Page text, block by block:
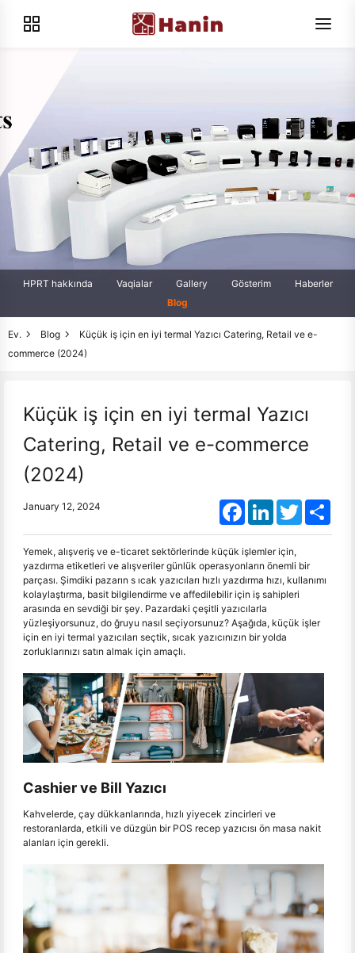
HPRT hakkında Vaqialar Gallery Gösterim
Haberler
Blog
Ev. Blog
Küçük iş için en iyi termal Yazıcı Catering, Retail ve e-
commerce (2024)
Küçük iş için en iyi termal Yazıcı
Catering, Retail ve e-commerce
(2024)
January 12, 2024 FacebookLinkedInTwitter
Yemek, alışveriş ve e-ticaret sektörlerinde küçük işlemler için,
yazdırma etiketleri ve alışveriler günlük operasyonların önemli bir
parçası. Şimdiki pazarın s ıcak yazıcıları hızlı yazdırma hızı, kullanımı
kolaylaştırma, basit bilgilendirme ve affedilebilir için iş sahipleri
arasında en sevdiği bir şey. Pazardaki çeşitli yazıcılarla
yüzleşiyorsunuz, do ğruyu nasıl seçiyorsunuz? Aşağıda, küçük işler
için en iyi termal yazıcıları seçtik, sıcak yazıcınızın bir yolda
zorluklarınızı satın almak için amaçlı.
Cashier ve Bill Yazıcı
Kahvelerde, çay dükkanlarında, hızlı yiyecek zincirleri ve
restoranlarda, etkili ve düzgün bir POS recep yazıcısı ön masa nakit
alanları için gerekli.